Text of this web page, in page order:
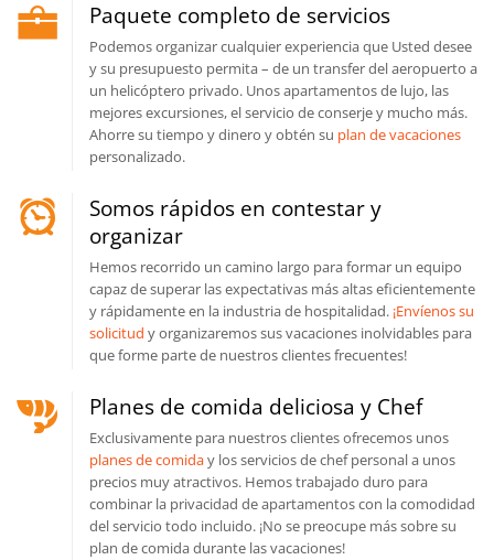
Paquete completo de servicios
Podemos organizar cualquier experiencia que Usted desee
y su presupuesto permita – de un transfer del aeropuerto a
un helicóptero privado. Unos apartamentos de lujo, las
mejores excursiones, el servicio de conserje y mucho más.
Ahorre su tiempo y dinero y obtén su plan de vacaciones
personalizado.
Somos rápidos en contestar y
organizar
Hemos recorrido un camino largo para formar un equipo
capaz de superar las expectativas más altas eficientemente
y rápidamente en la industria de hospitalidad. ¡Envíenos su
solicitud y organizaremos sus vacaciones inolvidables para
que forme parte de nuestros clientes frecuentes!
Planes de comida deliciosa y Chef
Exclusivamente para nuestros clientes ofrecemos unos
planes de comiday los servicios de chef personal a unos
precios muy atractivos. Hemos trabajado duro para
combinar la privacidad de apartamentos con la comodidad
del servicio todo incluido. ¡No se preocupe más sobre su
plan de comida durante las vacaciones!